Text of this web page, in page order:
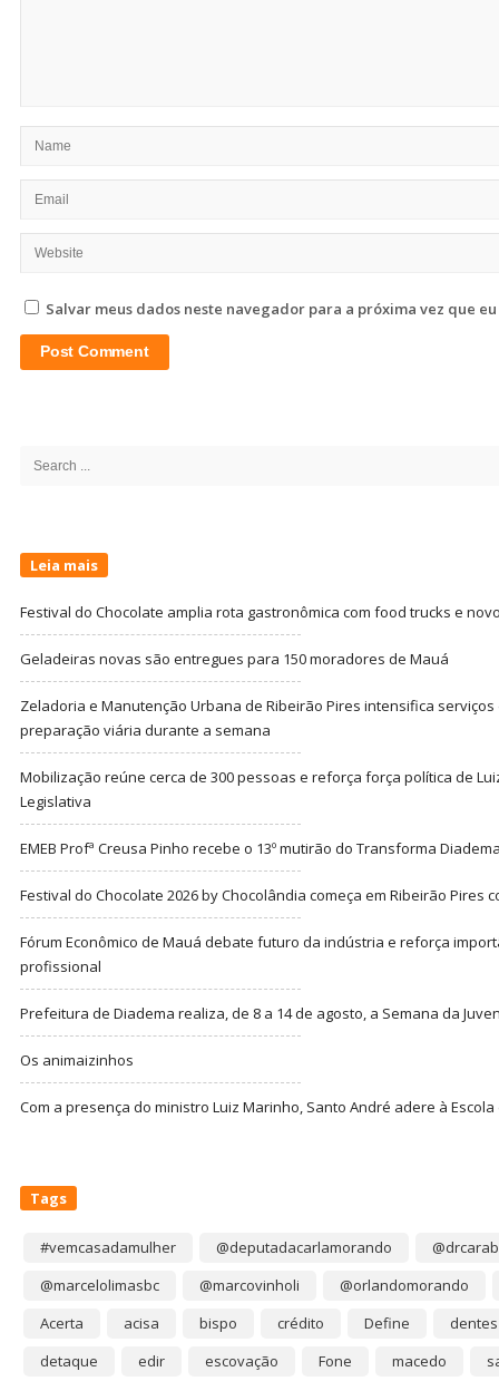
Salvar meus dados neste navegador para a próxima vez que
Search
Leia mais
Festival do Chocolate amplia rota gastronômica com food trucks e
Geladeiras novas são entregues para 150 moradores de Mauá
Zeladoria e Manutenção Urbana de Ribeirão Pires intensifica
preparação viária durante a semana
Mobilização reúne cerca de 300 pessoas e reforça força política de
Legislativa
EMEB Profª Creusa Pinho recebe o 13º mutirão do Transforma
Festival do Chocolate 2026 by Chocolândia começa em Ribeirão Pires
Fórum Econômico de Mauá debate futuro da indústria e reforça
profissional
Prefeitura de Diadema realiza, de 8 a 14 de agosto, a Semana da
Os animaizinhos
Com a presença do ministro Luiz Marinho, Santo André adere à
Tags
#vemcasadamulher @deputadacarlamorando
@marcelolimasbc
@marcovinholi
@orlandomorando
Acerta
acisa bispo crédito Define
dentes
detaque
edir escovação Fone macedo